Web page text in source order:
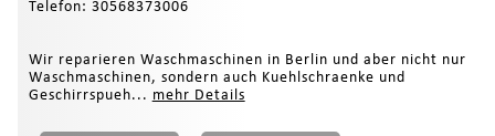
Telefon: 30568373006
Wir reparieren Waschmaschinen in Berlin und aber nicht nur
Waschmaschinen, sondern auch Kuehlschraenke und
Geschirrspueh... mehr Details